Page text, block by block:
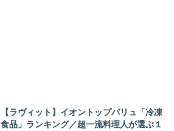
【ラヴィット】イオントップバリュ「冷凍
食品」ランキング／超一流料理人が選ぶ１